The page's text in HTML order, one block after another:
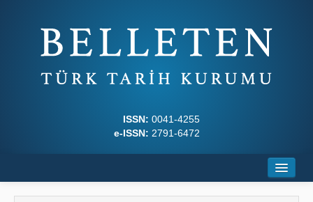
ISSN: 0041-4255
e-ISSN: 2791-6472